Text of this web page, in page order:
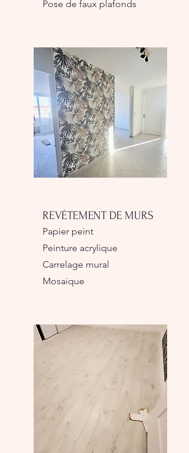
Pose de faux plafonds
REVÉTEMENT DE MURS
Papier peint
Peinture acrylique
Carrelage mural
Mosaique